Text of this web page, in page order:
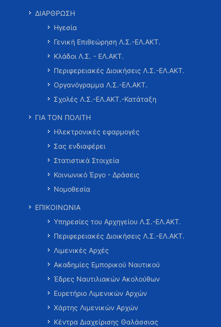
ΔΙΑΡΘΡΩΣΗ
Ηγεσία
Γενική Επιθεώρηση Λ.Σ.-ΕΛ.ΑΚΤ.
Κλάδοι Λ.Σ. - ΕΛ.ΑΚΤ.
Περιφερειακές Διοικήσεις Λ.Σ.-ΕΛ.ΑΚΤ.
Οργανόγραμμα Λ.Σ.-ΕΛ.ΑΚΤ.
Σχολές Λ.Σ.-ΕΛ.ΑΚΤ.-Κατάταξη
ΓΙΑ ΤΟΝ ΠΟΛΙΤΗ
Ηλεκτρονικές εφαρμογές
Σας ενδιαφέρει
Στατιστικά Στοιχεία
Κοινωνικό Έργο - Δράσεις
Νομοθεσία
ΕΠΙΚΟΙΝΩΝΙΑ
Υπηρεσίες του Αρχηγείου Λ.Σ.-ΕΛ.ΑΚΤ.
Περιφερειακές Διοικήσεις Λ.Σ.-ΕΛ.ΑΚΤ.
Λιμενικές Αρχές
Ακαδημίες Εμπορικού Ναυτικού
Έδρες Ναυτιλιακών Ακολούθων
Ευρετήριο Λιμενικών Αρχών
Χάρτης Λιμενικών Αρχών
Κέντρα Διαχείρισης Θαλάσσιας